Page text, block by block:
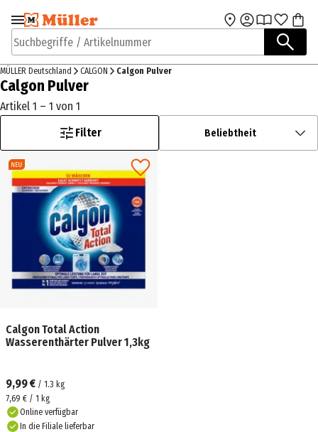
Zur Navigation
springen
Zum Hauptinhalt
Suchbegriffe / Artikelnummer
MÜLLER Deutschland CALGON Calgon Pulver
Calgon Pulver
Artikel 1 – 1 von 1
Filter
Beliebtheit
Calgon Total Action
Wasserenthärter Pulver 1,3kg
9,99 € / 1.3 kg
7,69 € / 1 kg
Online verfügbar
In die Filiale lieferbar